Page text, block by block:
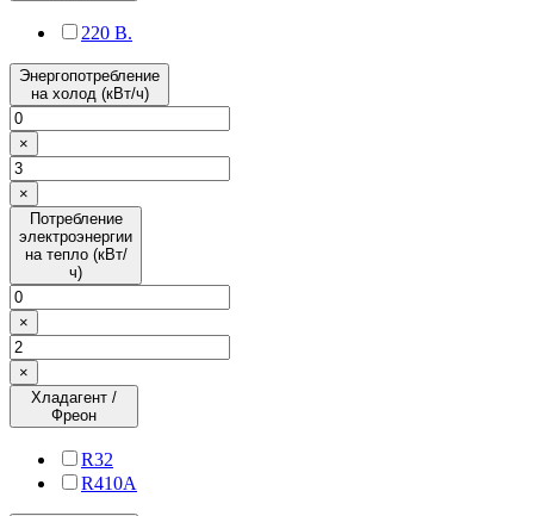
220 В.
Энергопотребление
на холод (кВт/ч)
×
×
Потребление
электроэнергии
на тепло (кВт/
ч)
×
×
Хладагент /
Фреон
R32
R410A